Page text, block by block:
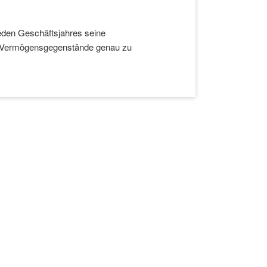
Geschäftsjahres seine
genau zu